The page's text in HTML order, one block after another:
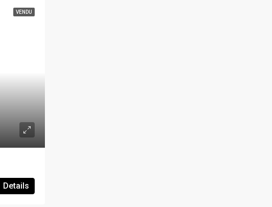
VENDU
Details